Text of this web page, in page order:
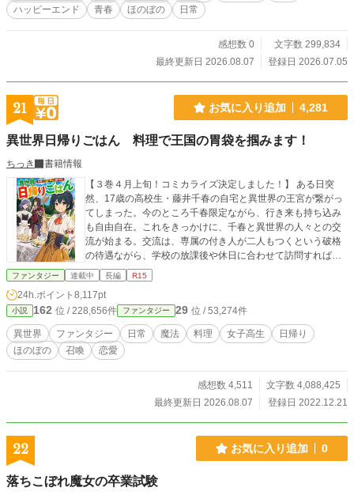
ハッピーエンド
青春 ほのぼの 日常
感想数 0
文字数 299,834
最終更新日 2026.08.07
登録日 2026.07.05
21 お気に入り追加 4,281
異世界日帰りごはん 料理で王国の胃袋を掴みます！
ちっき
書籍情報
【３巻４月上旬！コミカライズ決定しました！】 ある日突
然、17歳の高校生・藤井千春の自宅と異世界の王宮が繋がっ
てしまった。今のところ千春限定ながら、行き来も持ち込み
も自由自在。これをきっかけに、千春と異世界の人々との交
流が始まる。交流は、専属の付き人が二人もつくという破格
の待遇ながら、学校の放課後や休日に合わせて訪問すれば…
ファンタジー 連載中 長編 R15
24h.ポイント 8,117pt
小説 162 位 / 228,656件 ファンタジー 29 位 / 53,274件
異世界 ファンタジー 日常 魔法 料理 女子高生
日帰り
ほのぼの
召喚 恋愛
感想数 4,511
文字数 4,088,425
最終更新日 2026.08.07
登録日 2022.12.21
22 お気に入り追加 0
落ちこぼれ魔女の卒業試験